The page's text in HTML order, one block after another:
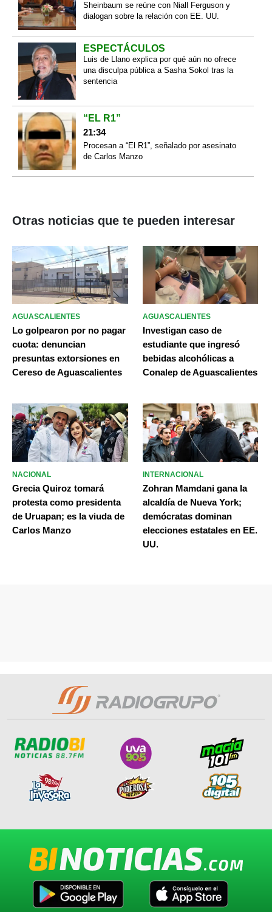
Sheinbaum se reúne con Niall Ferguson y
dialogan sobre la relación con EE. UU.
ESPECTÁCULOS
Luis de Llano explica por qué aún no ofrece
una disculpa pública a Sasha Sokol tras la
sentencia
“EL R1”
21:34
Procesan a “El R1”, señalado por asesinato
de Carlos Manzo
Otras noticias que te pueden interesar
AGUASCALIENTES
Lo golpearon por no pagar
cuota: denuncian
presuntas extorsiones en
Cereso de Aguascalientes
AGUASCALIENTES
Investigan caso de
estudiante que ingresó
bebidas alcohólicas a
Conalep de Aguascalientes
NACIONAL
Grecia Quiroz tomará
protesta como presidenta
de Uruapan; es la viuda de
Carlos Manzo
INTERNACIONAL
Zohran Mamdani gana la
alcaldía de Nueva York;
demócratas dominan
elecciones estatales en EE.
UU.